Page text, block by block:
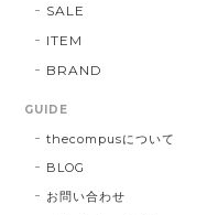
SALE
ITEM
BRAND
GUIDE
thecompusについて
BLOG
お問い合わせ